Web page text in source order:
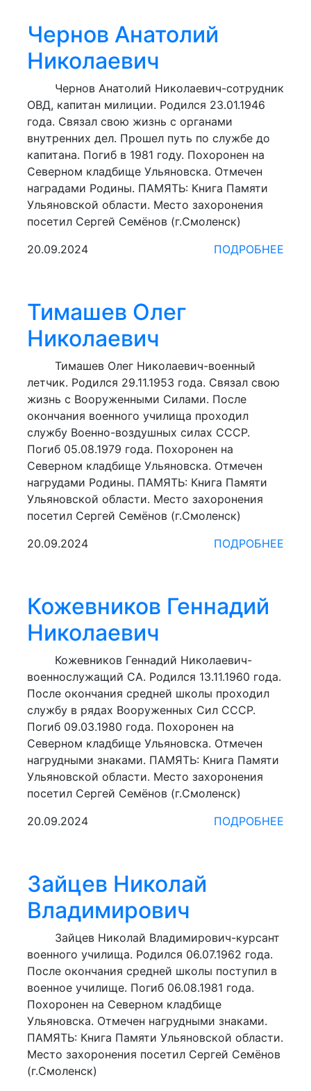
Чернов Анатолий
Николаевич
Чернов Анатолий Николаевич-сотрудник
ОВД, капитан милиции. Родился 23.01.1946
года. Связал свою жизнь с органами
внутренних дел. Прошел путь по службе до
капитана. Погиб в 1981 году. Похоронен на
Северном кладбище Ульяновска. Отмечен
наградами Родины. ПАМЯТЬ: Книга Памяти
Ульяновской области. Место захоронения
посетил Сергей Семёнов (г.Смоленск)
20.09.2024
ПОДРОБНЕЕ
Тимашев Олег
Николаевич
Тимашев Олег Николаевич-военный
летчик. Родился 29.11.1953 года. Связал свою
жизнь с Вооруженными Силами. После
окончания военного училища проходил
службу Военно-воздушных силах СССР.
Погиб 05.08.1979 года. Похоронен на
Северном кладбище Ульяновска. Отмечен
нагрудами Родины. ПАМЯТЬ: Книга Памяти
Ульяновской области. Место захоронения
посетил Сергей Семёнов (г.Смоленск)
20.09.2024
ПОДРОБНЕЕ
Кожевников Геннадий
Николаевич
Кожевников Геннадий Николаевич-
военнослужащий СА. Родился 13.11.1960 года.
После окончания средней школы проходил
службу в рядах Вооруженных Сил СССР.
Погиб 09.03.1980 года. Похоронен на
Северном кладбище Ульяновска. Отмечен
нагрудными знаками. ПАМЯТЬ: Книга Памяти
Ульяновской области. Место захоронения
посетил Сергей Семёнов (г.Смоленск)
20.09.2024
ПОДРОБНЕЕ
Зайцев Николай
Владимирович
Зайцев Николай Владимирович-курсант
военного училища. Родился 06.07.1962 года.
После окончания средней школы поступил в
военное училище. Погиб 06.08.1981 года.
Похоронен на Северном кладбище
Ульяновска. Отмечен нагрудными знаками.
ПАМЯТЬ: Книга Памяти Ульяновской области.
Место захоронения посетил Сергей Семёнов
(г.Смоленск)